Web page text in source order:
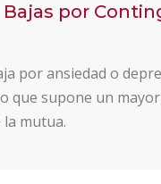
por
por ansiedad o
que supone un
mutua.